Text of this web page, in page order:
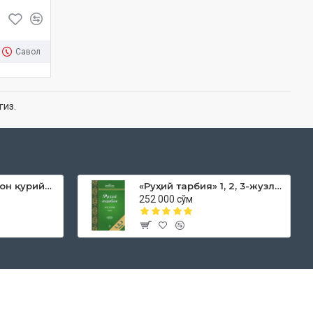
Савол
«Дока рўмол қачон қурийди»
«Руҳий тарбия» 1, 2, 3-жузлар
252 000 сўм